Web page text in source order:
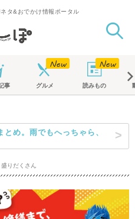
タ&おでかけ情報ポータル
事 グルメ 読みもの
め。雨でもへっちゃら、
りだくさん